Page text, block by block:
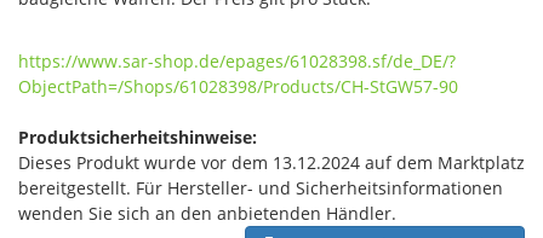
https://www.sar-shop.de/epages/61028398.sf/de_DE/?
ObjectPath=/Shops/61028398/Products/CH-StGW57-90
Produktsicherheitshinweise:
Dieses Produkt wurde vor dem 13.12.2024 auf dem Marktplatz
bereitgestellt. Für Hersteller- und Sicherheitsinformationen
wenden Sie sich an den anbietenden Händler.